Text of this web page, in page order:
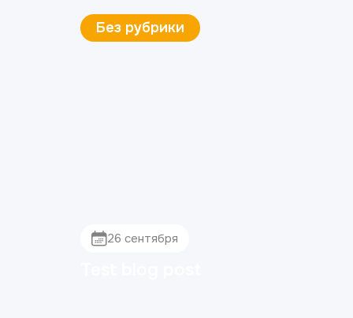
Ортопедия
Коронки из диоксида